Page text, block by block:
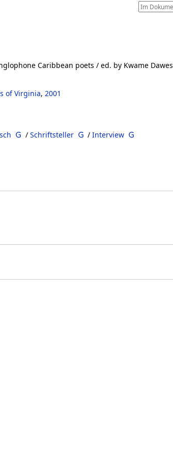
Caribbean poets / ed. by Kwame Dawes
of Virginia, 2001
/ Schriftsteller / Interview